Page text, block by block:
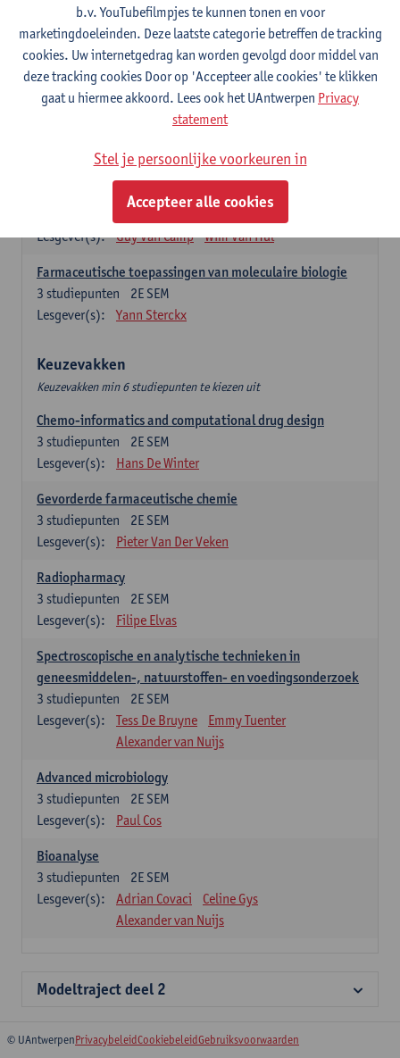
Apotheekstage I
2E SEM
12studiepunten
Lesgever(s):
Hans De Loof
Guido De Meyer
Filip Kiekens
Dominique Jans
Farmacotherapie en farmaceutische zorg II
Lesgever(s):
Hans De Loof
Genetica en farmacogenetica
2E SEM
Lesgever(s):
Guy Van Camp Wim Van Hul
Farmaceutische toepassingen van moleculaire biologie
2E SEM
3 studiepunten
Lesgever(s):
Yann Sterckx
Keuzevakken
Keuzevakken min 6 studiepunten te kiezen uit
Chemo-informatics and computational drug design
2E SEM
3 studiepunten
Lesgever(s):
Hans De Winter
Gevorderde farmaceutische chemie
2E SEM
3 studiepunten
Lesgever(s):
Pieter Van Der Veken
Radiopharmacy
2E SEM
3 studiepunten
Lesgever(s):
Filipe Elvas
Spectroscopische en analytische technieken in
geneesmiddelen-, natuurstoffen- en voedingsonderzoek
2E SEM
3 studiepunten
Lesgever(s):
Tess De Bruyne
Emmy Tuenter
Alexander van Nuijs
Advanced microbiology
2E SEM
3 studiepunten
Lesgever(s):
Paul Cos
Bioanalyse
2E SEM
3 studiepunten
Lesgever(s):
Adrian Covaci
Celine Gys
Alexander van Nuijs
Modeltraject deel 2
© UAntwerpenPrivacybeleidCookiebeleidGebruiksvoorwaarden
b.v. YouTubefilmpjes te kunnen tonen en voor
marketingdoeleinden. Deze laatste categorie betreffen de tracking
cookies. Uw internetgedrag kan worden gevolgd door middel van
deze tracking cookies Door op 'Accepteer alle cookies' te klikken
gaat u hiermee akkoord. Lees ook het UAntwerpen Privacy
statement
Stel je persoonlijke voorkeuren in
Accepteer alle cookies